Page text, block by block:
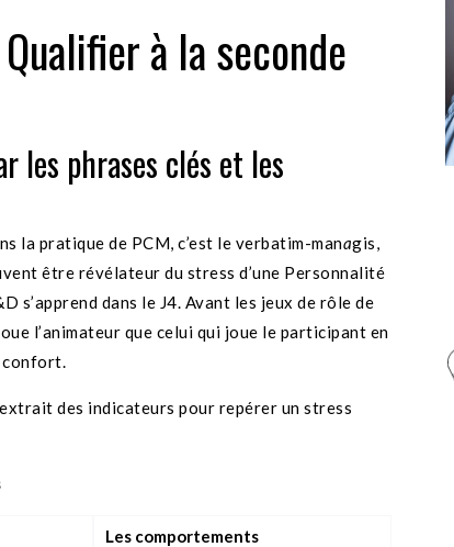
à la seconde
les phrases clés et les
la pratique de PCM, c’est le verbatim-managis,
être révélateur du stress d’une Personnalité
s’apprend dans le J4. Avant les jeux de rôle de
l’animateur que celui qui joue le participant en
confort.
des indicateurs pour repérer un stress
Les comportements